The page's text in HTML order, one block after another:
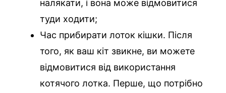
налякати, і вона може відмовитися
туди ходити;
Час прибирати лоток кішки. Після
того, як ваш кіт звикне, ви можете
відмовитися від використання
котячого лотка. Перше, що потрібно